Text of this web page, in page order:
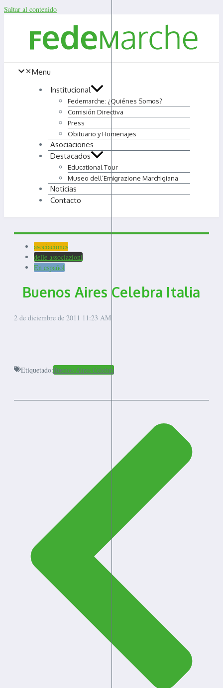
Saltar al contenido
Menu
Institucional
Fedemarche: ¿Quiénes Somos?
Comisión Directiva
Press
Obituario y Homenajes
Asociaciones
Destacados
Educational Tour
Museo dell’Emigrazione Marchigiana
Noticias
Contacto
asociaciones
delle associazioni
En español
Buenos Aires Celebra Italia
2 de diciembre de 2011 11:23 AM
Etiquetado:Buenos Aires Celebra